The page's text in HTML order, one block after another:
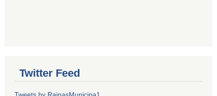
Twitter Feed